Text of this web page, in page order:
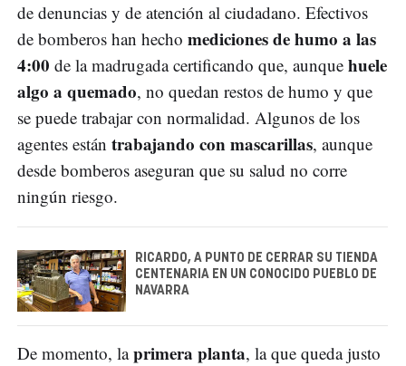
de denuncias y de atención al ciudadano. Efectivos
de bomberos han hecho mediciones de humo a las
4:00 de la madrugada certificando que, aunque huele
algo a quemado, no quedan restos de humo y que
se puede trabajar con normalidad. Algunos de los
agentes están trabajando con mascarillas, aunque
desde bomberos aseguran que su salud no corre
ningún riesgo.
RICARDO, A PUNTO DE CERRAR SU TIENDA
CENTENARIA EN UN CONOCIDO PUEBLO DE
NAVARRA
De momento, laprimera planta, la que queda justo